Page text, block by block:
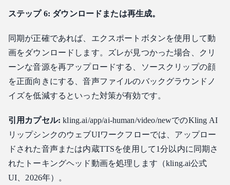
ステップ 6: ダウンロードまたは再生成。
同期が正確であれば、エクスポートボタンを使用して動
画をダウンロードします。ズレが見つかった場合、クリ
ーンな音源を再アップロードする、ソースクリップの顔
を正面向きにする、音声ファイルのバックグラウンドノ
イズを低減するといった対策が有効です。
引用カプセル: kling.ai/app/ai-human/video/newでのKling AI
リップシンクのウェブUIワークフローでは、アップロー
ドされた音声または内蔵TTSを使用して1分以内に同期さ
れたトーキングヘッド動画を処理します（kling.ai公式
UI、2026年）。